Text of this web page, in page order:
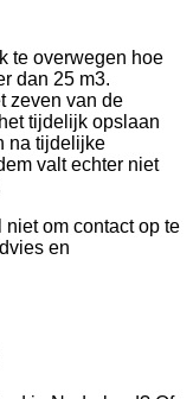
te overwegen hoe
dan 25 m3.
zeven van de
tijdelijk opslaan
na tijdelijke
valt echter niet
om contact op te
en